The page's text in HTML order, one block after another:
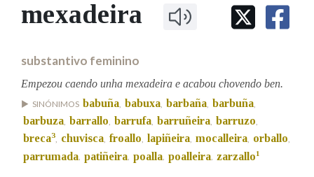
IDENTIDADE CORPORATIVA
MARCIAL DEL ADALID
FIGURAS HOMENAXEADAS
PRIMAVERA DAS LETRAS
PORTAL DAS PALABRAS
Facebook
TwitterYoutubeInstagram
Bluesky
BUSCAR NOS LEMAS
Remata por
Contén
mexadeira
substantivo feminino
Empezou caendo unha mexadeira e acabou chovendo ben.
SINÓNIMOS babuña, babuxa, barbaña, barbuña,
barbuza, barrallo, barrufa, barruñeira, barruzo,
breca3, chuvisca, froallo, lapiñeira, mocalleira, orballo,
parrumada, patiñeira, poalla, poalleira, zarzallo1